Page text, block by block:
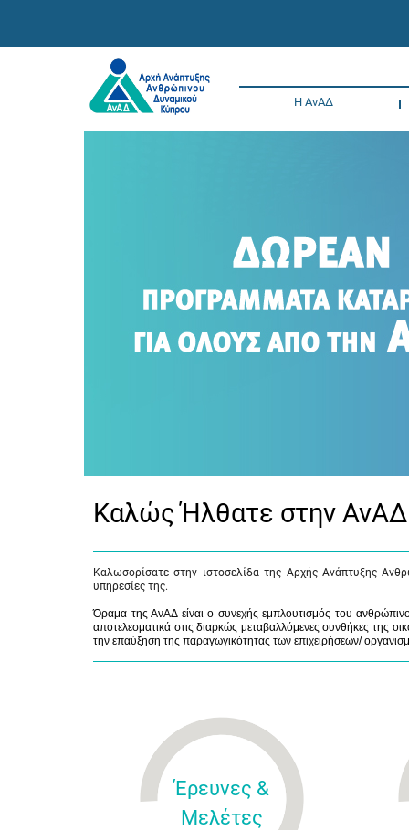
Η ΑνΑΔ
Καλώς Ήλθατε στην ΑνΑΔ
Καλωσορίσατε στην ιστοσελίδα της Αρχής Ανάπτυξης
υπηρεσίες της.
Όραμα της ΑνΑΔ είναι ο συνεχής εμπλουτισμός του
αποτελεσματικά στις διαρκώς μεταβαλλόμενες συνθήκες της
την επαύξηση της παραγωγικότητας των επιχειρήσεων/
Έρευνες &
Μελέτες